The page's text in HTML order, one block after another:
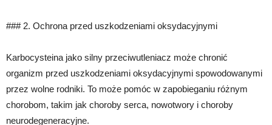
### 2. Ochrona przed uszkodzeniami oksydacyjnymi
Karbocysteina jako silny przeciwutleniacz może chronić
organizm przed uszkodzeniami oksydacyjnymi spowodowanymi
przez wolne rodniki. To może pomóc w zapobieganiu różnym
chorobom, takim jak choroby serca, nowotwory i choroby
neurodegeneracyjne.